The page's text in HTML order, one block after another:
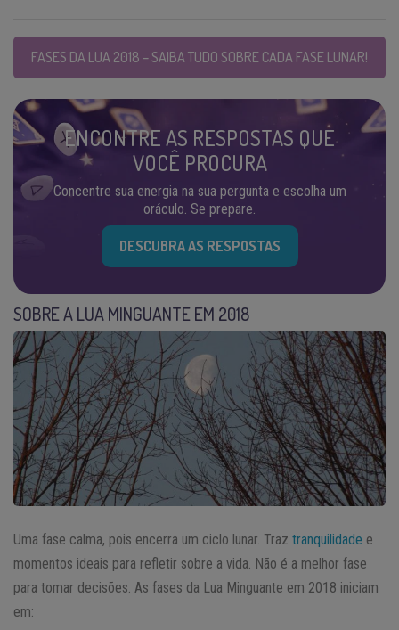
FASES DA LUA 2018 – SAIBA TUDO SOBRE CADA FASE LUNAR!
ENCONTRE AS RESPOSTAS QUE
VOCÊ PROCURA
Concentre sua energia na sua pergunta e escolha um
oráculo. Se prepare.
DESCUBRA AS RESPOSTAS
SOBRE A LUA MINGUANTE EM 2018
Uma fase calma, pois encerra um ciclo lunar. Traz tranquilidade e
momentos ideais para refletir sobre a vida. Não é a melhor fase
para tomar decisões. As fases da Lua Minguante em 2018 iniciam
em: